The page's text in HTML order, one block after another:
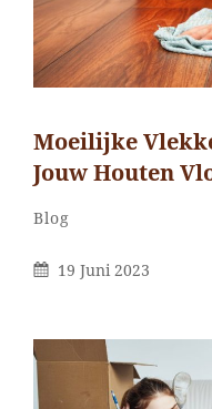
Moeilijke
Jouw Houten
Categorieën
Blog
Gepubliceerd
19 Juni 2023